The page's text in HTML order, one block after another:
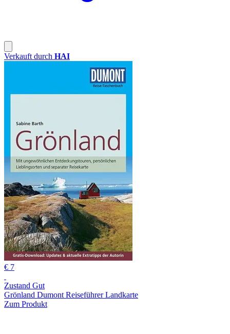
Verkauft durch HAI
€ 7
Zustand Gut
Grönland Dumont Reiseführer Landkarte
Zum Produkt